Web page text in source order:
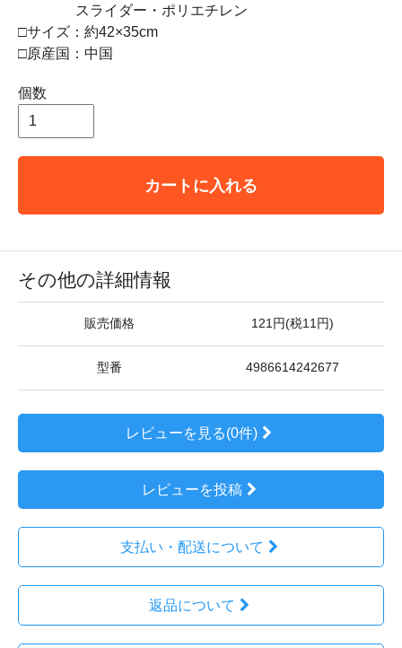
スライダー・ポリエチレン
□サイズ：約42×35cm
□原産国：中国
個数
カートに入れる
その他の詳細情報
販売価格 121円(税11円)
型番 4986614242677
レビューを見る(0件)
レビューを投稿
支払い・配送について
返品について